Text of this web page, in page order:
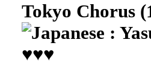
Tokyo Chorus
:
♥♥♥